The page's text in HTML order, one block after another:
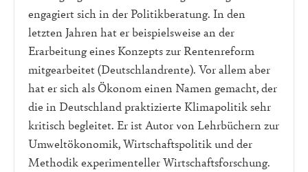
engagiert sich in der Politikberatung. In den
letzten Jahren hat er beispielsweise an der
Erarbeitung eines Konzepts zur Rentenreform
mitgearbeitet (Deutschlandrente). Vor allem aber
hat er sich als Ökonom einen Namen gemacht, der
die in Deutschland praktizierte Klimapolitik sehr
kritisch begleitet. Er ist Autor von Lehrbüchern zur
Umweltökonomik, Wirtschaftspolitik und der
Methodik experimenteller Wirtschaftsforschung.